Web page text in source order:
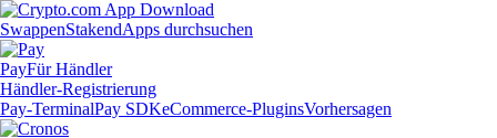
SwappenStakendApps durchsuchen
PayFür Händler
Händler-Registrierung
Pay-TerminalPay SDKeCommerce-PluginsVorhersagen